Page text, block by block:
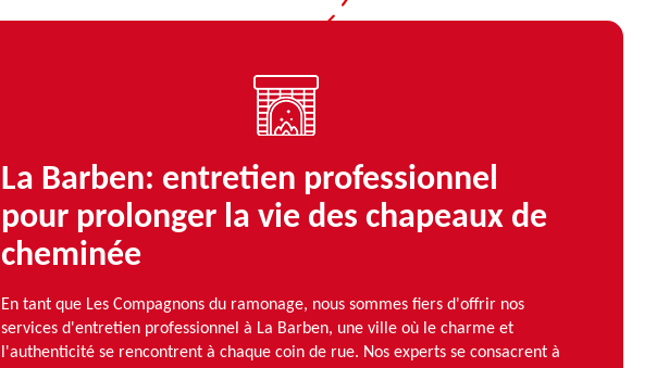
La Barben: entretien professionnel
pour prolonger la vie des chapeaux de
cheminée
En tant que Les Compagnons du ramonage, nous sommes fiers d'offrir nos
services d'entretien professionnel à La Barben, une ville où le charme et
l'authenticité se rencontrent à chaque coin de rue. Nos experts se consacrent à